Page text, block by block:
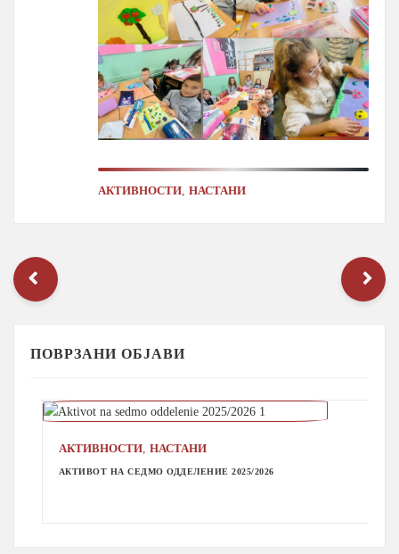
АКТИВНОСТИ ,НАСТАНИ
ПОВРЗАНИ ОБЈАВИ
АКТИВНОСТИ,НАСТАНИ
АКТИВОТ НА СЕДМО ОДДЕЛЕНИЕ 2025/2026